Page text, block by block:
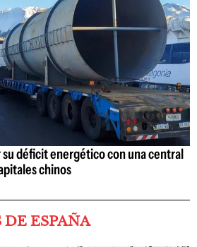
su déficit energético con una central
chinos
ESPAÑA